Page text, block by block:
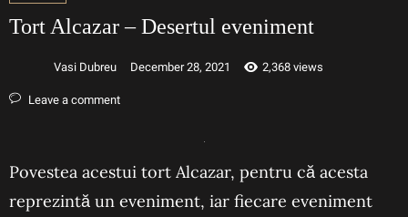
Tort Alcazar – Desertul eveniment
Vasi Dubreu December 28, 2021 2,368 views
Leave a comment
Povestea acestui tort Alcazar, pentru că acesta
reprezintă un eveniment, iar fiecare eveniment